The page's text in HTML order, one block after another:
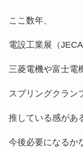
ここ数年、
電設工業展（
三菱電機や富士電
スプリングクラン
推している感があ
今後必要になるか